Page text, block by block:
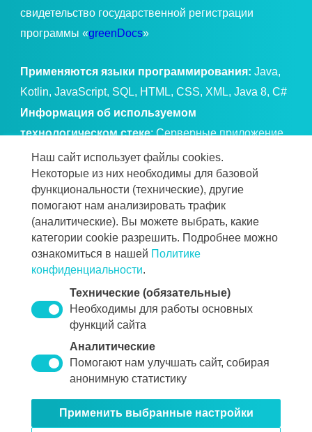
свидетельство государственной регистрации
программы «greenDocs»
Применяются языки программирования: Java,
Kotlin, JavaScript, SQL, HTML, CSS, XML, Java 8, C#
Информация об используемом
технологическом стеке: Серверные приложение
Java, сервер приложений и фреймворки семейства
Spring, веб-интерфейс на JavaScript/TypeScript.
Хранилище: реляционная СУБД (PostgreSQL).
Интеграции: брокер сообщений/очереди.
Развёртывание: контейнеризация, оркестрация. ОС
семейства Linux, Windows.
Стоимость услуг формируется для каждого Клиента
индивидуально в зависимости от состава решения,
объёма предполагаемых услуг желаний и
просим Вас связаться с нами по указанным
контактам.
Наш сайт использует файлы cookies.
Некоторые из них необходимы для базовой
функциональности (технические), другие
помогают нам анализировать трафик
(аналитические). Вы можете выбрать, какие
категории cookie разрешить. Подробнее можно
ознакомиться в нашей Политике
конфиденциальности.
Технические (обязательные)
Необходимы для работы основных
функций сайта
Аналитические
Помогают нам улучшать сайт, собирая
анонимную статистику
Применить выбранные настройки